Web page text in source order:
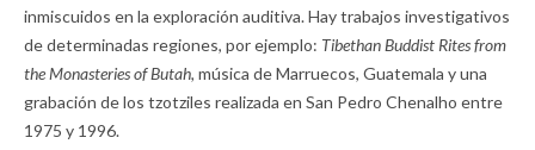
inmiscuidos en la exploración auditiva. Hay trabajos investigativos
de determinadas regiones, por ejemplo: Tibethan Buddist Rites from
the Monasteries of Butah, música de Marruecos, Guatemala y una
grabación de los tzotziles realizada en San Pedro Chenalho entre
1975 y 1996.